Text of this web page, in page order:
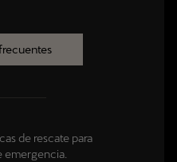
de rescate para
emergencia.